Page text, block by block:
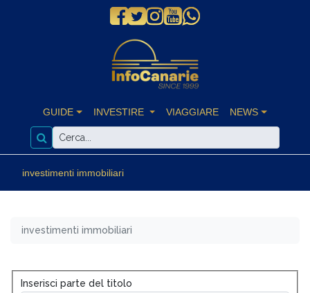
GUIDE INVESTIRE VIAGGIARE NEWS
investimenti immobiliari
investimenti immobiliari
Inserisci parte del titolo